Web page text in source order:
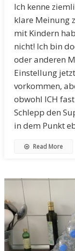
Ich kenne
klare Meinung
mit Kindern
nicht! Ich bin
oder anderen
Einstellung
vorkommen,
obwohl ICH
Schlepp den
in dem Punkt
Read More